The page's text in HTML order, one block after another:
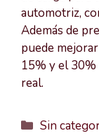
automotriz,
Además de
puede
15% y el
real.
Categorías
Sin